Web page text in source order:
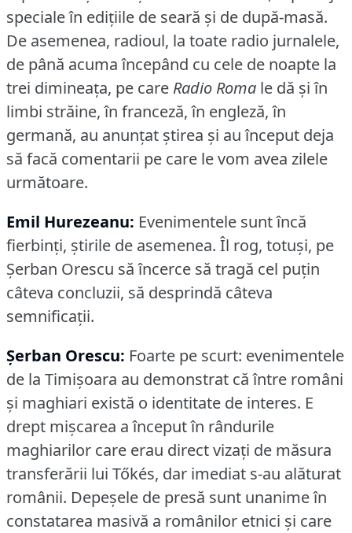
speciale în ediţiile de seară şi de după-masă.
De asemenea, radioul, la toate radio jurnalele,
de până acuma începând cu cele de noapte la
trei dimineaţa, pe care Radio Roma le dă şi în
limbi străine, în franceză, în engleză, în
germană, au anunţat ştirea şi au început deja
să facă comentarii pe care le vom avea zilele
următoare.
Emil Hurezeanu: Evenimentele sunt încă
fierbinţi, ştirile de asemenea. Îl rog, totuşi, pe
Şerban Orescu să încerce să tragă cel puţin
câteva concluzii, să desprindă câteva
semnificaţii.
Şerban Orescu: Foarte pe scurt: evenimentele
de la Timişoara au demonstrat că între români
şi maghiari există o identitate de interes. E
drept mişcarea a început în rândurile
maghiarilor care erau direct vizaţi de măsura
transferării lui Tőkés, dar imediat s-au alăturat
românii. Depeşele de presă sunt unanime în
constatarea masivă a românilor etnici şi care